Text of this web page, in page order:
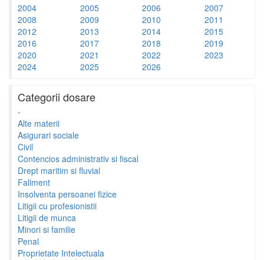
2004
2005 2006
2007
2008
2009 2010
2011
2012
2013 2014
2015
2016
2017 2018
2019
2020
2021 2022
2023
2024
2025 2026
Categorii dosare
-
Alte materii
Asigurari sociale
Civil
Contencios administrativ si fiscal
Drept maritim si fluvial
Faliment
Insolventa persoanei fizice
Litigii cu profesionistii
Litigii de munca
Minori si familie
Penal
Proprietate Intelectuala